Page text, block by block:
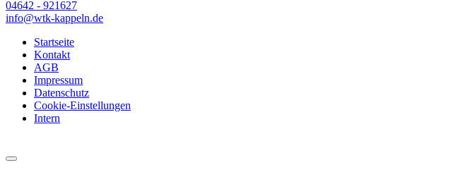
04642 - 921627
info@wtk-kappeln.de
Startseite
Kontakt
AGB
Impressum
Datenschutz
Cookie-Einstellungen
Intern